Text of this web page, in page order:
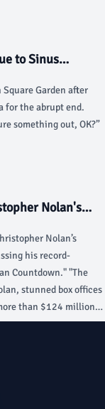
to Sinus
Garden after
for the abrupt end.
something out, OK?”
Nolan's
Nolan’s
his record-
Countdown." "The
stunned box offices
than $124 million
legs?